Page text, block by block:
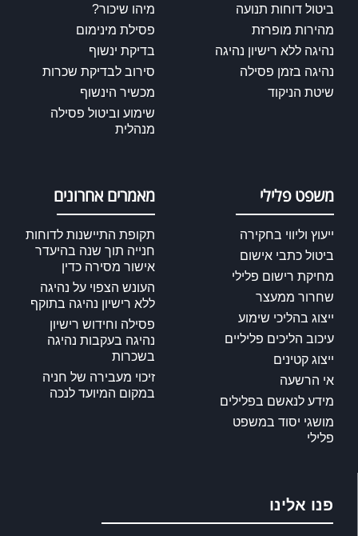
ביטול דוחות תנועה
מהירות מופרזת
נהיגה ללא רישיון נהיגה
נהיגה בזמן פסילה
שיטת הניקוד
מיהו שיכור?
פסילת מינימום
בדיקת ינשוף
סירוב לבדיקת שכרות
מכשיר הינשוף
שימוע וביטול פסילה
מנהלית
משפט פלילי
ייעוץ וליווי בחקירה
ביטול כתבי אישום
מחיקת רישום פלילי
שחרור ממעצר
ייצוג בהליכי שימוע
עיכוב הליכים פליליים
ייצוג קטינים
אי הרשעה
מידע לנאשם בפלילים
מושגי יסוד במשפט
פלילי
מאמרים אחרונים
תקופת התיישנות לדוחות
חנייה תוך שנה בהיעדר
אישור מסירה כדין
העונש הצפוי על נהיגה
ללא רישיון נהיגה בתוקף
פסילה וחידוש רישיון
נהיגה בעקבות נהיגה
בשכרות
זיכוי מעבירה של חניה
במקום המיועד לנכה
פנו אלינו